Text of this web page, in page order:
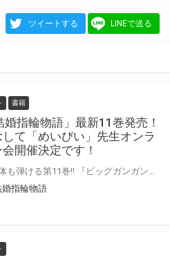
ツイートする LINEで送る
書籍
指輪物語」最新11巻発売！
て「めいびい」先生オンラ
開催決定です！
指輪物語